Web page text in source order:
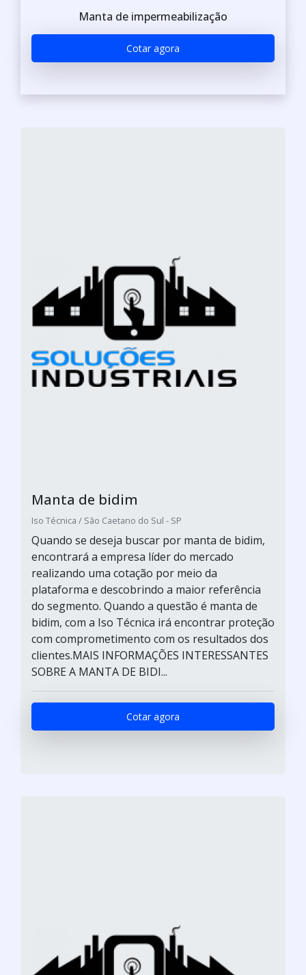
Manta de impermeabilização
Cotar agora
Manta de bidim
Iso Técnica / São Caetano do Sul - SP
Quando se deseja buscar por manta de bidim,
encontrará a empresa líder do mercado
realizando uma cotação por meio da
plataforma e descobrindo a maior referência
do segmento. Quando a questão é manta de
bidim, com a Iso Técnica irá encontrar proteção
com comprometimento com os resultados dos
clientes.MAIS INFORMAÇÕES INTERESSANTES
SOBRE A MANTA DE BIDI...
Cotar agora